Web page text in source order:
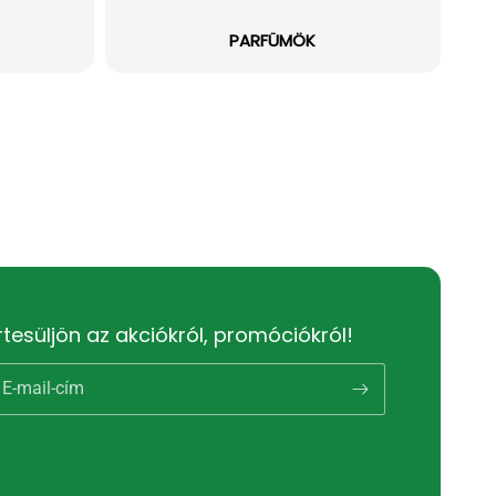
PARFÜMÖK
az akciókról, promóciókról!
E-mail-cím